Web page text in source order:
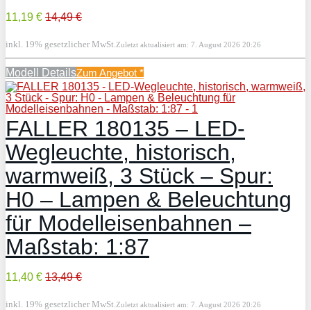
11,19 € 14,49 €
inkl. 19% gesetzlicher MwSt. Zuletzt aktualisiert am: 7. August 2026 20:26
Modell DetailsZum Angebot *
FALLER 180135 – LED-
Wegleuchte, historisch,
warmweiß, 3 Stück – Spur:
H0 – Lampen & Beleuchtung
für Modelleisenbahnen –
Maßstab: 1:87
11,40 € 13,49 €
inkl. 19% gesetzlicher MwSt. Zuletzt aktualisiert am: 7. August 2026 20:26